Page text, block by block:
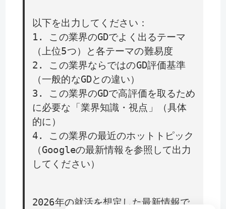
以下を出力してください：
1. この業界のGDでよく出るテーマ
（上位5つ）と各テーマの難易度
2. この業界ならではのGD評価基準
（一般的なGDとの違い）
3. この業界のGDで高評価を取るため
に必要な「業界知識・視点」（具体
的に）
4. この業界の最近のホットトピック
（Googleの最新情報を参照して出力
してください）
2026年の就活を想定した最新情報で